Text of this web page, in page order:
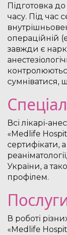
Підготовка
часу. Під час
операційній
завжди є
сумніватися,
Всі лікарі-
«Medlife
сертифікати,
України, а
профілем.
В роботі
«Medlife